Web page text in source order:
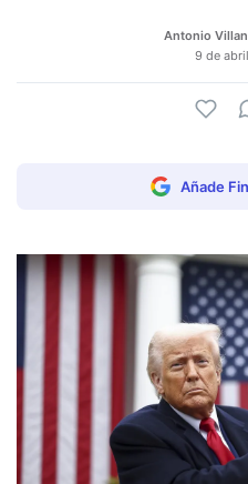
Antonio
9 de
Añade